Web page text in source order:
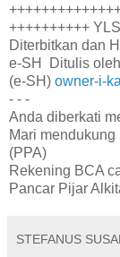
++++++++++
Diterbitkan dan
e-SH Ditulis
(e-SH) owner-i-
- - -
Anda diberkati
Mari
(PPA)
Rekening BCA
Pancar Pijar
STEFANUS